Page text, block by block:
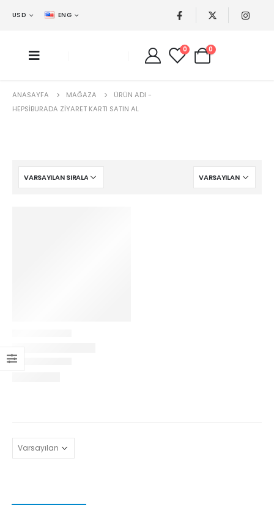
USD ENG
0 0
ANASAYFA MAĞAZA
ÜRÜN ADI -
HEPSIBURADA ZIYARET KARTI SATIN AL